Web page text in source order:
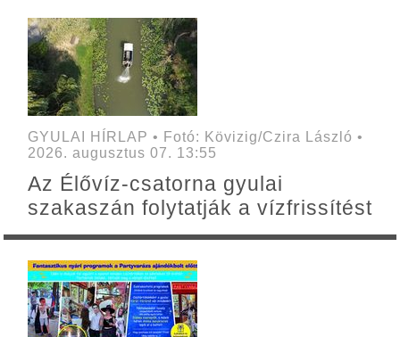
GYULAI HÍRLAP • Fotó: Kövizig/Czira László •
2026. augusztus 07. 13:55
Az Élővíz-csatorna gyulai
szakaszán folytatják a vízfrissítést